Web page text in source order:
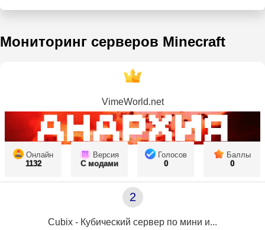
Мониторинг серверов Minecraft
VimeWorld.net
Онлайн
1132
Версия
С модами
Голосов
0
Баллы
0
2
Cubix - Кубический сервер по мини и...